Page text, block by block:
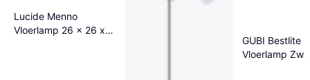
Lucide Menno
Vloerlamp 26 x 26 x
GUBI Bestlite
Vloerlamp